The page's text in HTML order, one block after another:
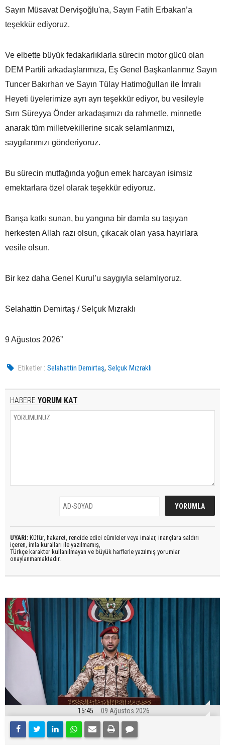
Sayın Müsavat Dervişoğlu'na, Sayın Fatih Erbakan’a
teşekkür ediyoruz.
Ve elbette büyük fedakarlıklarla sürecin motor gücü olan
DEM Partili arkadaşlarımıza, Eş Genel Başkanlarımız Sayın
Tuncer Bakırhan ve Sayın Tülay Hatimoğulları ile İmralı
Heyeti üyelerimize ayrı ayrı teşekkür ediyor, bu vesileyle
Sırrı Süreyya Önder arkadaşımızı da rahmetle, minnetle
anarak tüm milletvekillerine sıcak selamlarımızı,
saygılarımızı gönderiyoruz.
Bu sürecin mutfağında yoğun emek harcayan isimsiz
emektarlara özel olarak teşekkür ediyoruz.
Barışa katkı sunan, bu yangına bir damla su taşıyan
herkesten Allah razı olsun, çıkacak olan yasa hayırlara
vesile olsun.
Bir kez daha Genel Kurul’u saygıyla selamlıyoruz.
Selahattin Demirtaş / Selçuk Mızraklı
9 Ağustos 2026”
Etiketler : Selahattin Demirtaş,Selçuk Mızraklı
HABERE YORUM KAT
UYARI: Küfür, hakaret, rencide edici cümleler veya imalar, inançlara saldırı
içeren, imla kuralları ile yazılmamış,
Türkçe karakter kullanılmayan ve büyük harflerle yazılmış yorumlar
onaylanmamaktadır.
15:45 09 Ağustos 2026